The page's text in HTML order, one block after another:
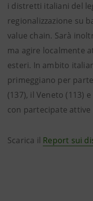
i distretti italiani del
regionalizzazione su
value chain. Sarà
ma agire localmente
esteri. In ambito
primeggiano per
(137), il Veneto (113)
con partecipate attive
Scarica il Report sui